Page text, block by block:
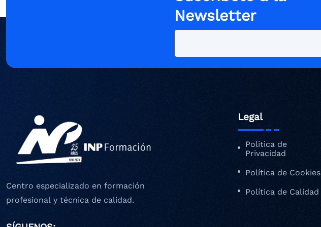
Newsletter
Centro especializado en formación
profesional y técnica de calidad.
Legal
Politica de
Privacidad
Política de Cookies
Política de Calidad